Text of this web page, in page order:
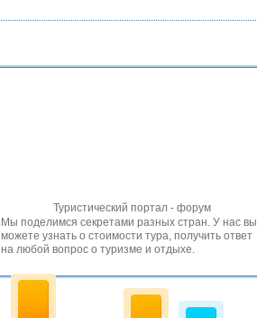
Туристический портал - форум
Мы поделимся секретами разных стран. У нас вы
можете узнать о стоимости тура, получить ответ
на любой вопрос о туризме и отдыхе.